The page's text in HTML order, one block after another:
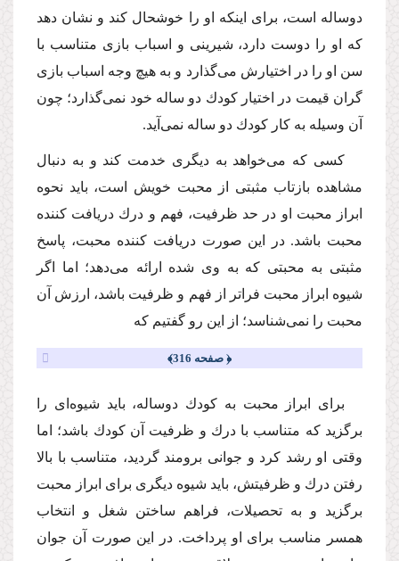
دوساله است، براى اینكه او را خوشحال كند و نشان دهد
كه او را دوست دارد، شیرینى و اسباب بازى متناسب با
سن او را در اختیارش مى‌گذارد و به هیچ وجه اسباب بازى
گران قیمت در اختیار كودك دو ساله خود نمى‌گذارد؛ چون
آن وسیله به كار كودك دو ساله نمى‌آید.
كسى كه مى‌خواهد به دیگرى خدمت كند و به دنبال
مشاهده بازتاب مثبتى از محبت خویش است، باید نحوه
ابراز محبت او در حد ظرفیت، فهم و درك دریافت كننده
محبت باشد. در این صورت دریافت كننده محبت، پاسخ
مثبتى به محبتى كه به وى شده ارائه مى‌دهد؛ اما اگر
شیوه ابراز محبت فراتر از فهم و ظرفیت باشد، ارزش آن
محبت را نمى‌شناسد؛ از این رو گفتیم كه
﴿ صفحه 316﴾
براى ابراز محبت به كودك دوساله، باید شیوه‌اى را
برگزید كه متناسب با درك و ظرفیت آن كودك باشد؛ اما
وقتى او رشد كرد و جوانى برومند گردید، متناسب با بالا
رفتن درك و ظرفیتش، باید شیوه دیگرى براى ابراز محبت
برگزید و به تحصیلات، فراهم ساختن شغل و انتخاب
همسر مناسب براى او پرداخت. در این صورت آن جوان